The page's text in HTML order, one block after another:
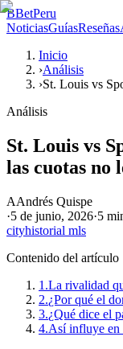
BBetPeru
NoticiasGuíasReseñas
Inicio
›Análisis
›St. Louis vs
Análisis
St. Louis vs
las cuotas no
AAndrés Quispe
·5 de junio, 2026·5
cityhistorial mls
Contenido del artículo
1.La rivalidad
2.¿Por qué el
3.¿Qué dice el
4.Así influye en